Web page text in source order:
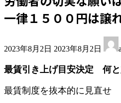
一律１５００円は譲
2023年8月2日 終
新
時
2023年8月2日
最賃引き上げ目安決定 何と
最賃制度を抜本的に見直せ